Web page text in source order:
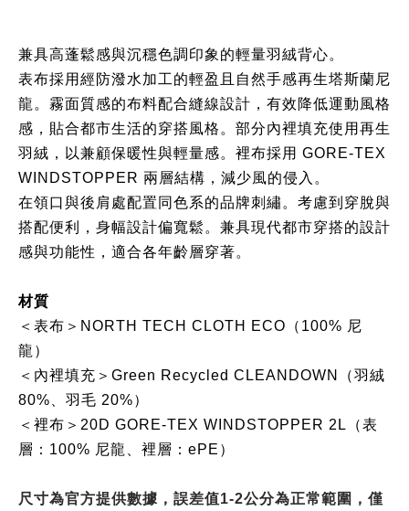
兼具高蓬鬆感與沉穩色調印象的輕量羽絨背心。
表布採用經防潑水加工的輕盈且自然手感再生塔斯蘭尼
龍。霧面質感的布料配合縫線設計，有效降低運動風格
感，貼合都市生活的穿搭風格。部分內裡填充使用再生
羽絨，以兼顧保暖性與輕量感。裡布採用 GORE-TEX
WINDSTOPPER 兩層結構，減少風的侵入。
在領口與後肩處配置同色系的品牌刺繡。考慮到穿脫與
搭配便利，身幅設計偏寬鬆。兼具現代都市穿搭的設計
感與功能性，適合各年齡層穿著。
材質
＜表布＞NORTH TECH CLOTH ECO（100% 尼
龍）
＜內裡填充＞Green Recycled CLEANDOWN（羽絨
80%、羽毛 20%）
＜裡布＞20D GORE-TEX WINDSTOPPER 2L（表
層：100% 尼龍、裡層：ePE）
尺寸為官方提供數據，誤差值1-2公分為正常範圍，僅